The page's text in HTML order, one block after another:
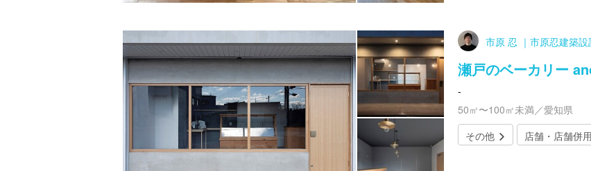
市原 忍 ｜市原忍建築
瀬戸のベーカリー
-
50㎡〜100㎡未満／愛知県
その他
店舗・店舗併